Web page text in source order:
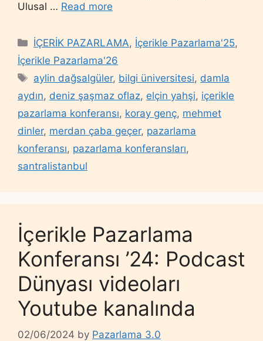
Ulusal … Read more
Categories
İÇERİK PAZARLAMA, İçerikle Pazarlama'25,
İçerikle Pazarlama'26
Tags
aylin dağsalgüler, bilgi üniversitesi, damla
aydın, deniz şaşmaz oflaz, elçin yahşi, içerikle
pazarlama konferansı, koray genç, mehmet
dinler, merdan çaba geçer, pazarlama
konferansı, pazarlama konferansları,
santralistanbul
İçerikle Pazarlama
Konferansı ’24: Podcast
Dünyası videoları
Youtube kanalında
02/06/2024 by Pazarlama 3.0